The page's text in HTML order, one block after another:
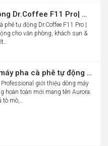
Review máy pha cà phê tự động Dr.Coffee F11 Pro| Máy pha cafe tự động cho văn phòng, khách sạn & showroom
phê tự động Dr.Coffee F11 Pro |
cho văn phòng, khách sạn &
Review Saeco Aurora: Dòng máy pha cà phê tự động văn phòng mới của Saeco có gì đáng chú ý?
Professional giới thiệu dòng máy
hoàn toàn mới mang tên Aurora.
tò mò,…